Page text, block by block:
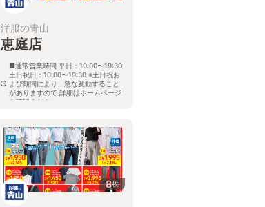
洋服の青山
恵庭店
■通常営業時間 平日：10:00〜19:30
土日祝日：10:00〜19:30 ※土日祝お
よび期間により、急な変動すること
がありますので 詳細はホームページ
を確認ください
8枚